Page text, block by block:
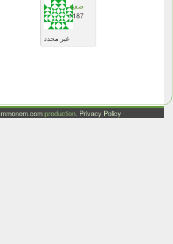
صفية
1187
غير محدد
mmonem.comproduction. Privacy Policy